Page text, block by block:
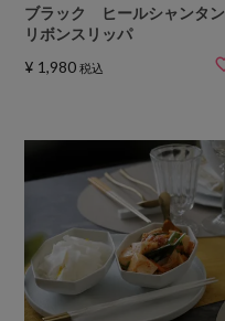
ブラック ヒールシャンタン
リボンスリッパ
¥ 1,980 税込